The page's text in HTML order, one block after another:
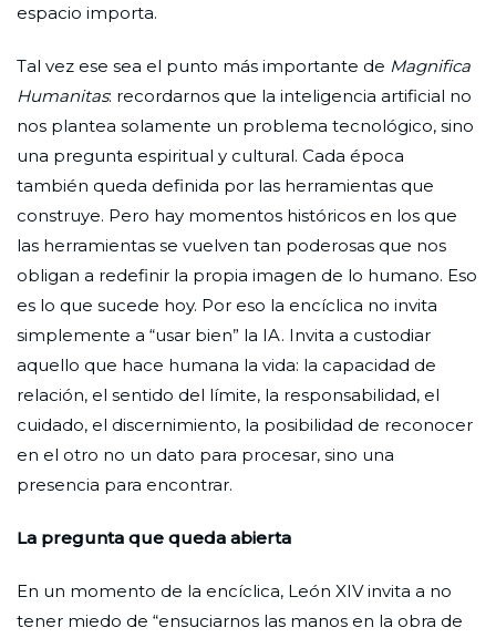
espacio importa.
Tal vez ese sea el punto más importante de Magnifica
Humanitas: recordarnos que la inteligencia artificial no
nos plantea solamente un problema tecnológico, sino
una pregunta espiritual y cultural. Cada época
también queda definida por las herramientas que
construye. Pero hay momentos históricos en los que
las herramientas se vuelven tan poderosas que nos
obligan a redefinir la propia imagen de lo humano. Eso
es lo que sucede hoy. Por eso la encíclica no invita
simplemente a “usar bien” la IA. Invita a custodiar
aquello que hace humana la vida: la capacidad de
relación, el sentido del límite, la responsabilidad, el
cuidado, el discernimiento, la posibilidad de reconocer
en el otro no un dato para procesar, sino una
presencia para encontrar.
La pregunta que queda abierta
En un momento de la encíclica, León XIV invita a no
tener miedo de “ensuciarnos las manos en la obra de